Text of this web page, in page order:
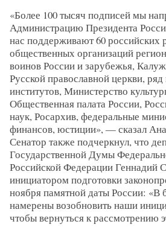
«Более 100 тысяч подписей мы
Администрацию Президента
нас поддерживают 60 российских
общественных организаций
воинов России и зарубежья,
Русской православной церкви,
институтов, Министерство
Общественная палата России,
наук, Росархив, федеральные
финансов, юстиции», — сказал
Сенатор также подчеркнул, что
Государственной Думы
Российской Федерации Геннадий
инициатором подготовки
ноября памятной даты России:
намерены возобновить наши
чтобы вернуться к рассмотрению